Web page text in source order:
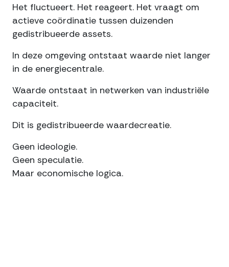
Het fluctueert. Het reageert. Het vraagt om
actieve coördinatie tussen duizenden
gedistribueerde assets.
In deze omgeving ontstaat waarde niet langer
in de energiecentrale.
Waarde ontstaat in netwerken van industriële
capaciteit.
Dit is gedistribueerde waardecreatie.
Geen ideologie.
Geen speculatie.
Maar economische logica.